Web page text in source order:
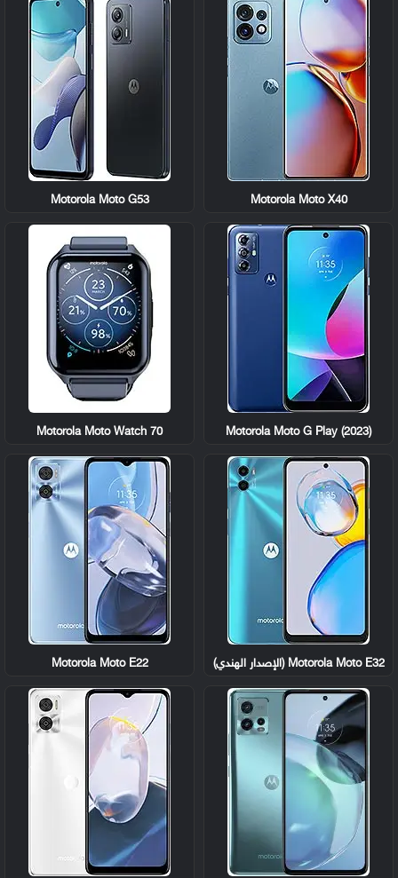
Motorola Moto X40
Motorola Moto G53
Motorola Moto G Play (2023)
Motorola Moto Watch 70
Motorola Moto E32 (الإصدار الهندي) Motorola Moto E22